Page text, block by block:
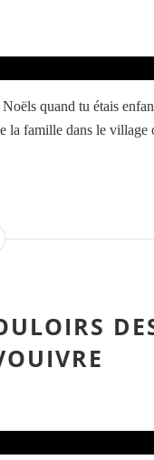
quand tu étais
la famille dans le village